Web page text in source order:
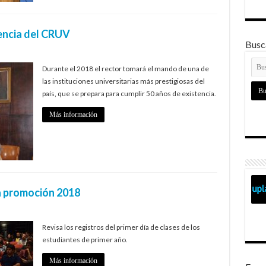
del CRUV
Durante el 2018 el rector tomará el mando de una de
las instituciones universitarias más prestigiosas del
país, que se prepara para cumplir 50 años de existencia.
Más información
promoción 2018
Revisa los registros del primer día de clases de los
estudiantes de primer año.
Más información